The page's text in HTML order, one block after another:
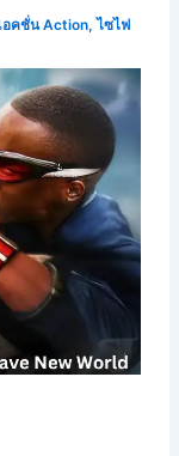
อคชั่น Action,ไซไฟ